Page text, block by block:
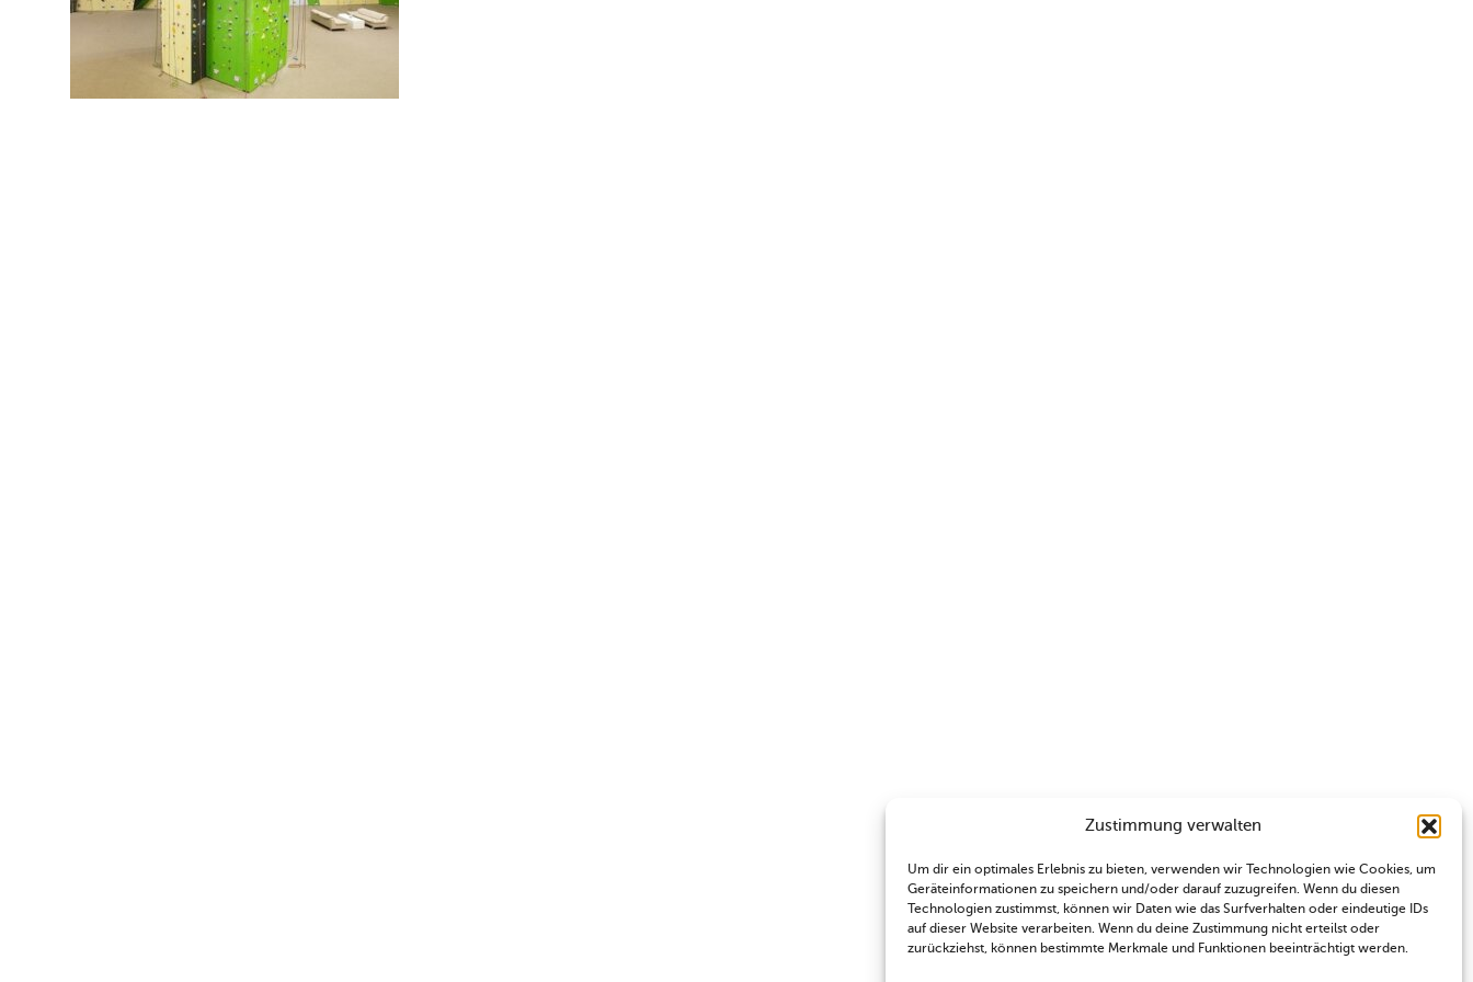
Zustimmung verwalten
Um dir ein optimales Erlebnis zu bieten, verwenden wir Technologien wie Cookies, um
Geräteinformationen zu speichern und/oder darauf zuzugreifen. Wenn du diesen
Technologien zustimmst, können wir Daten wie das Surfverhalten oder eindeutige IDs
auf dieser Website verarbeiten. Wenn du deine Zustimmung nicht erteilst oder
zurückziehst, können bestimmte Merkmale und Funktionen beeinträchtigt werden.